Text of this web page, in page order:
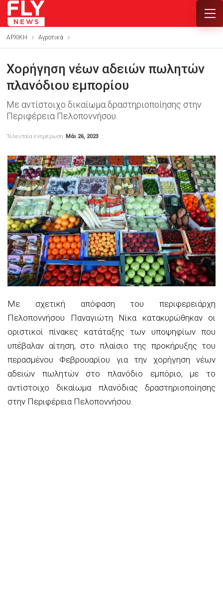
ΑΡΧΙΚΗ Αγροτικά
Χορήγηση νέων αδειών πωλητών
πλανόδιου εμπορίου
Με αντίστοιχο δικαίωμα δραστηριοποίησης στην
Περιφέρεια Πελοποννήσου.
Τελευταία ενημέρωση Μάι 26, 2023
Με σχετική απόφαση του περιφερειάρχη
Πελοποννήσου Παναγιώτη Νίκα κατακυρώθηκαν οι
οριστικοί πίνακες κατάταξης των υποψηφίων που
υπέβαλαν αίτηση, στο πλαίσιο της προκήρυξης του
περασμένου Φεβρουαρίου για την χορήγηση νέων
αδειών πωλητών στο πλανόδιο εμπόριο, με το
αντίστοιχο δικαίωμα πλανόδιας δραστηριοποίησης
στην Περιφέρεια Πελοποννήσου.